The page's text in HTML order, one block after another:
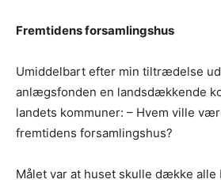
Fremtidens forsamlingshus
Umiddelbart efter min tiltrædelse
anlægsfonden en landsdækkende
landets kommuner: – Hvem ville
fremtidens forsamlingshus?
Målet var at huset skulle dække alle